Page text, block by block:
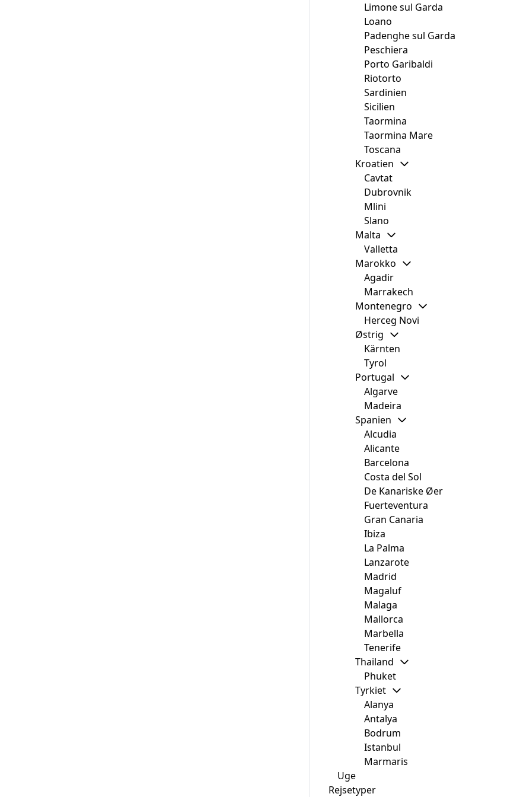
Limone sul Garda
Loano
Padenghe sul Garda
Peschiera
Porto Garibaldi
Riotorto
Sardinien
Sicilien
Taormina
Taormina Mare
Toscana
Kroatien
Cavtat
Dubrovnik
Mlini
Slano
Malta
Valletta
Marokko
Agadir
Marrakech
Montenegro
Herceg Novi
Østrig
Kärnten
Tyrol
Portugal
Algarve
Madeira
Spanien
Alcudia
Alicante
Barcelona
Costa del Sol
De Kanariske Øer
Fuerteventura
Gran Canaria
Ibiza
La Palma
Lanzarote
Madrid
Magaluf
Malaga
Mallorca
Marbella
Tenerife
Thailand
Phuket
Tyrkiet
Alanya
Antalya
Bodrum
Istanbul
Marmaris
Uge
Rejsetyper